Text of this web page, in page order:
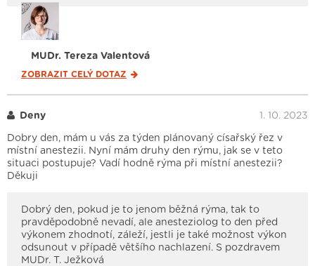
MUDr. Tereza Valentová
ZOBRAZIT CELÝ DOTAZ
Deny 1. 10. 2023
Dobry den, mám u vás za týden plánovaný císařský řez v
místní anestezii. Nyní mám druhy den rýmu, jak se v teto
situaci postupuje? Vadí hodně rýma při místní anestezii?
Děkuji
Dobrý den, pokud je to jenom běžná rýma, tak to
pravděpodobně nevadí, ale anesteziolog to den před
výkonem zhodnotí, záleží, jestli je také možnost výkon
odsunout v případě většího nachlazení. S pozdravem
MUDr. T. Ježková